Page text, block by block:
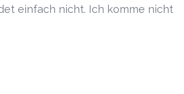
einfach nicht. Ich komme nicht